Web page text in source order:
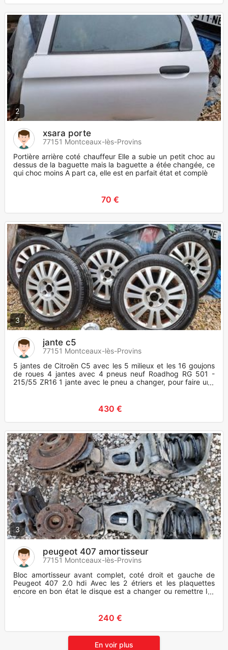
2
xsara porte
77151 Montceaux-lès-Provins
Portière arrière coté chauffeur Elle a subie un petit choc au
dessus de la baguette mais la baguette a étée changée, ce
qui choc moins A part ca, elle est en parfait état et complè
70 €
3
jante c5
77151 Montceaux-lès-Provins
5 jantes de Citroën C5 avec les 5 milieux et les 16 goujons
de roues 4 jantes avec 4 pneus neuf Roadhog RG 501 -
215/55 ZR16 1 jante avec le pneu a changer, pour faire une
roue de
430 €
3
peugeot 407 amortisseur
77151 Montceaux-lès-Provins
Bloc amortisseur avant complet, coté droit et gauche de
Peugeot 407 2.0 hdi Avec les 2 étriers et les plaquettes
encore en bon état le disque est a changer ou remettre les
vôtres d
240 €
En voir plus